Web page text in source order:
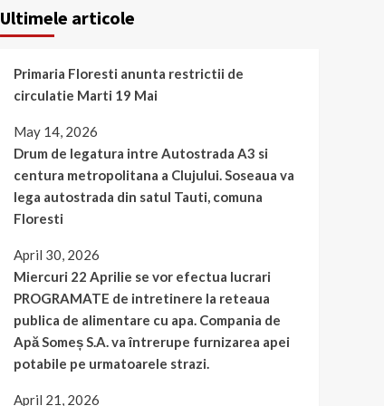
Ultimele articole
Primaria Floresti anunta restrictii de
circulatie Marti 19 Mai
May 14, 2026
Drum de legatura intre Autostrada A3 si
centura metropolitana a Clujului. Soseaua va
lega autostrada din satul Tauti, comuna
Floresti
April 30, 2026
Miercuri 22 Aprilie se vor efectua lucrari
PROGRAMATE de intretinere la reteaua
publica de alimentare cu apa. Compania de
Apă Someș S.A. va întrerupe furnizarea apei
potabile pe urmatoarele strazi.
April 21, 2026